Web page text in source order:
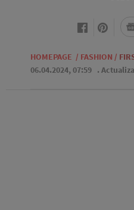
HOMEPAGE / FASHION /
06.04.2024, 07:59 .